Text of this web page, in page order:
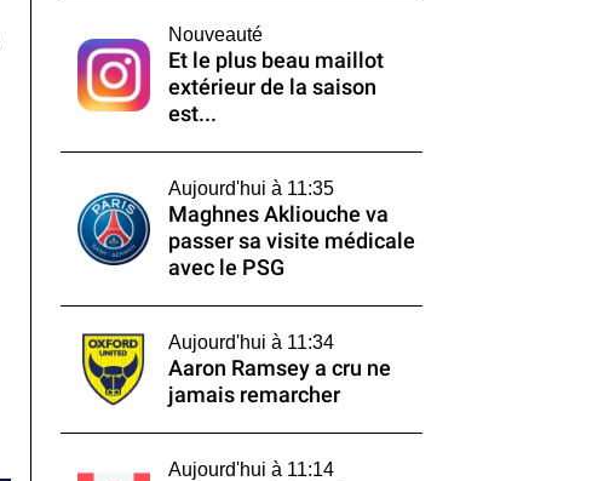
Nouveauté
Et le plus beau maillot
extérieur de la saison
est...
Aujourd'hui à 11:35
Maghnes Akliouche va
passer sa visite médicale
avec le PSG
Aujourd'hui à 11:34
Aaron Ramsey a cru ne
jamais remarcher
Aujourd'hui à 11:14